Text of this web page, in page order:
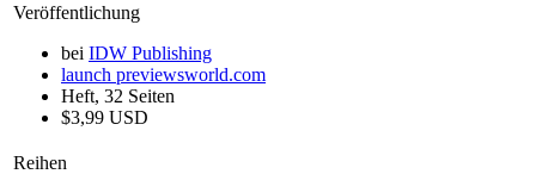
Veröffentlichung
bei IDW Publishing
launch previewsworld.com
Heft, 32 Seiten
$3,99 USD
Reihen